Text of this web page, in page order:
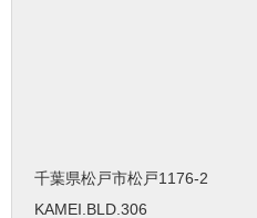
千葉県松戸市松戸1176-2
KAMEI.BLD.306